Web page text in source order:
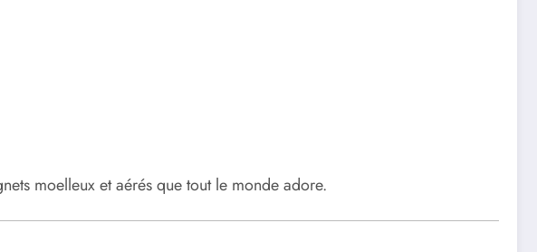
moelleux et aérés que tout le monde adore.